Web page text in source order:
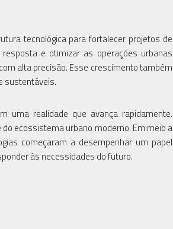
tecnológica para fortalecer projetos de
e otimizar as operações urbanas
alta precisão. Esse crescimento também
sustentáveis.
uma realidade que avança rapidamente.
ecossistema urbano moderno. Em meio a
começaram a desempenhar um papel
às necessidades do futuro.